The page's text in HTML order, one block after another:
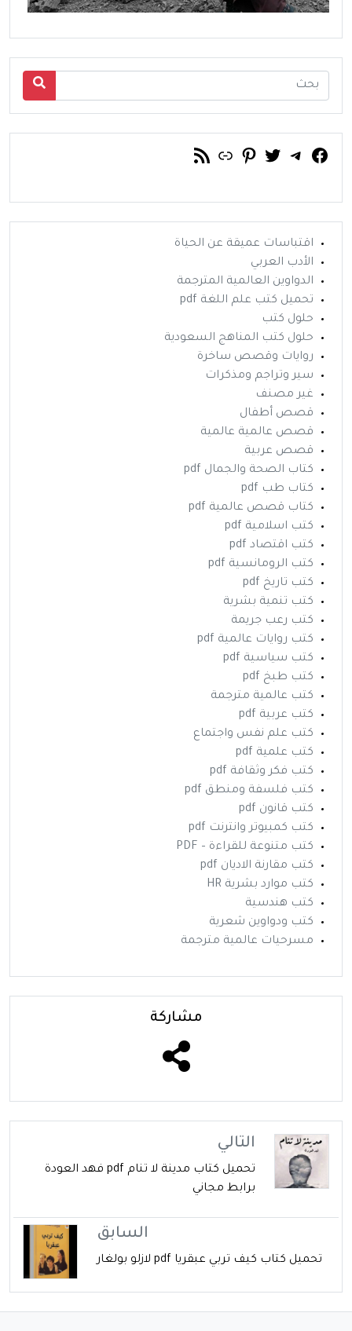
فيسبوك
تيليجرام
تويتربينتريست
رابطخلاصة RSS
اقتباسات عميقة عن الحياة
الأدب العربي
الدواوين العالمية المترجمة
تحميل كتب علم اللغة pdf
حلول كتب
حلول كتب المناهج السعودية
روايات وقصص ساخرة
سير وتراجم ومذكرات
غير مصنف
قصص أطفال
قصص عالمية عالمية
قصص عربية
كتاب الصحة والجمال pdf
كتاب طب pdf
كتاب قصص عالمية pdf
كتب اسلامية pdf
كتب اقتصاد pdf
كتب الرومانسية pdf
كتب تاريخ pdf
كتب تنمية بشرية
كتب رعب جريمة
كتب روايات عالمية pdf
كتب سياسية pdf
كتب طبخ pdf
كتب عالمية مترجمة
كتب عربية pdf
كتب علم نفس واجتماع
كتب علمية pdf
كتب فكر وثقافة pdf
كتب فلسفة ومنطق pdf
كتب قانون pdf
كتب كمبيوتر وانترنت pdf
كتب متنوعة للقراءة – PDF
كتب مقارنة الاديان pdf
كتب موارد بشرية HR
كتب هندسية
كتب ودواوين شعرية
مسرحيات عالمية مترجمة
مشاركة
التالي
تحميل كتاب مدينة لا تنام pdf فهد العودة
برابط مجاني
السابق
تحميل كتاب كيف تربي عبقريا pdf لازلو بولغار